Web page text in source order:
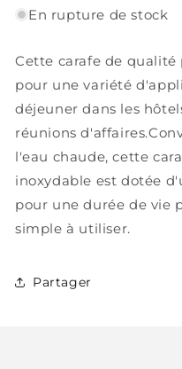
épuisée
indisponible
En rupture de stock
Cette carafe de qualité
pour une variété
déjeuner dans les
réunions
l'eau chaude, cette
inoxydable est dotée
pour une durée de vie
simple à utiliser.
Partager